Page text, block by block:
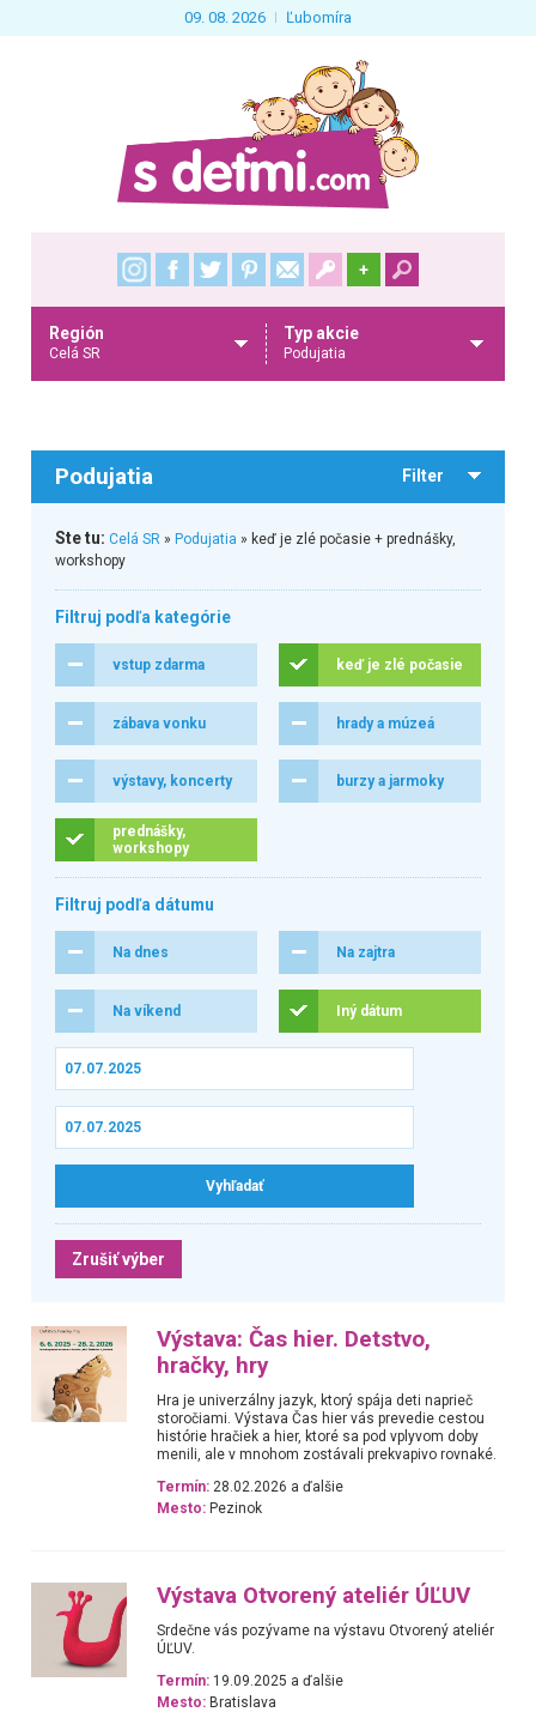
09. 08. 2026 Ľubomíra
+
Región
Celá SR
Typ akcie
Podujatia
Podujatia Filter
Ste tu: Celá SR» Podujatia » keď je zlé počasie + prednášky,
workshopy
Filtruj podľa kategórie
vstup zdarma keď je zlé počasie
zábava vonku hrady a múzeá
výstavy, koncerty burzy a jarmoky
prednášky,
workshopy
Filtruj podľa dátumu
Na dnes Na zajtra
Na víkend Iný dátum
Zrušiť výber
Výstava: Čas hier. Detstvo,
hračky, hry
Hra je univerzálny jazyk, ktorý spája deti naprieč
storočiami. Výstava Čas hier vás prevedie cestou
histórie hračiek a hier, ktoré sa pod vplyvom doby
menili, ale v mnohom zostávali prekvapivo rovnaké.
Termín: 28.02.2026 a ďalšie
Mesto: Pezinok
Výstava Otvorený ateliér ÚĽUV
Srdečne vás pozývame na výstavu Otvorený ateliér
ÚĽUV.
Termín: 19.09.2025 a ďalšie
Mesto: Bratislava